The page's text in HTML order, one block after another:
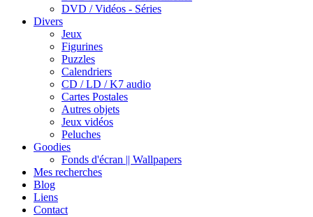
DVD / Vidéos - Séries
Divers
Jeux
Figurines
Puzzles
Calendriers
CD / LD / K7 audio
Cartes Postales
Autres objets
Jeux vidéos
Peluches
Goodies
Fonds d'écran || Wallpapers
Mes recherches
Blog
Liens
Contact